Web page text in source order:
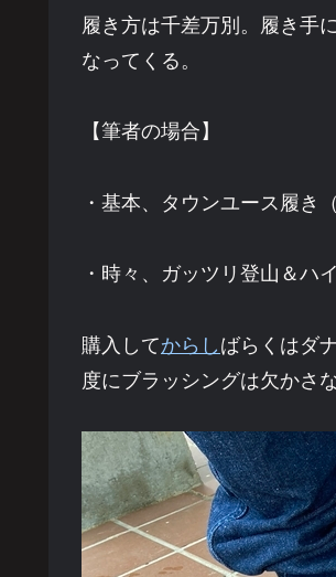
履き方は千差万別。履き手
なってくる。
【筆者の場合】
・基本、タウンユース履き
・時々、ガッツリ登山＆ハ
購入してからしばらくはダ
度にブラッシングは欠かさな